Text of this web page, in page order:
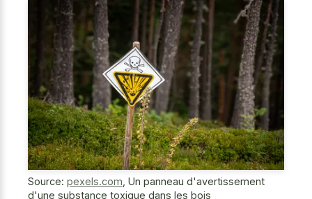
Source: pexels.com Un panneau d'avertissement
d'une substance toxique dans les bois